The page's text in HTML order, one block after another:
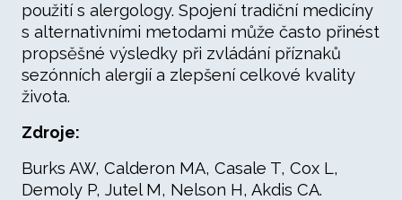
použití s alergology. Spojení tradiční medicíny
s alternativními metodami může často přinést
propsěšné výsledky při zvládání příznaků
sezónních alergií a zlepšení celkové kvality
života.
Zdroje:
Burks AW, Calderon MA, Casale T, Cox L,
Demoly P, Jutel M, Nelson H, Akdis CA.